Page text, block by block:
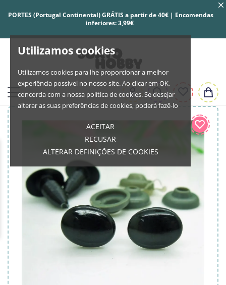
Utilizamos cookies
Utilizamos cookies para lhe proporcionar a melhor
experiência possível no nosso site. Ao clicar em OK,
concorda com a nossa política de cookies. Se desejar
alterar as suas preferências de cookies, poderá fazê-lo
ACEITAR
RECUSAR
ALTERAR DEFINIÇÕES DE COOKIES
PORTES (Portugal Continental) GRÁTIS a partir de 40€ | Encomendas
inferiores: 3,99€